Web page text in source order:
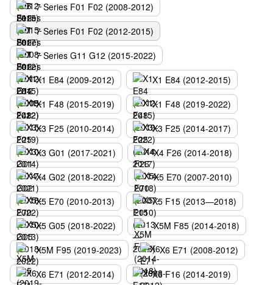
7 Series F01 F02 (2008-2012)
7 Series F01 F02 (2012-2015)
7 Series G11 G12 (2015-2022)
X1 E84 (2009-2012)
X1 E84 (2012-2015)
X1 F48 (2015-2019)
X1 F48 (2019-2022)
X3 F25 (2010-2014)
X3 F25 (2014-2017)
X3 G01 (2017-2021)
X4 F26 (2014-2018)
X4 G02 (2018-2022)
X5 E70 (2007-2010)
X5 E70 (2010-2013)
X5 F15 (2013—2018)
X5 G05 (2018-2022)
X5M F85 (2014-2018)
X5M F95 (2019-2023)
X6 E71 (2008-2012)
X6 E71 (2012-2014)
X6 F16 (2014-2019)